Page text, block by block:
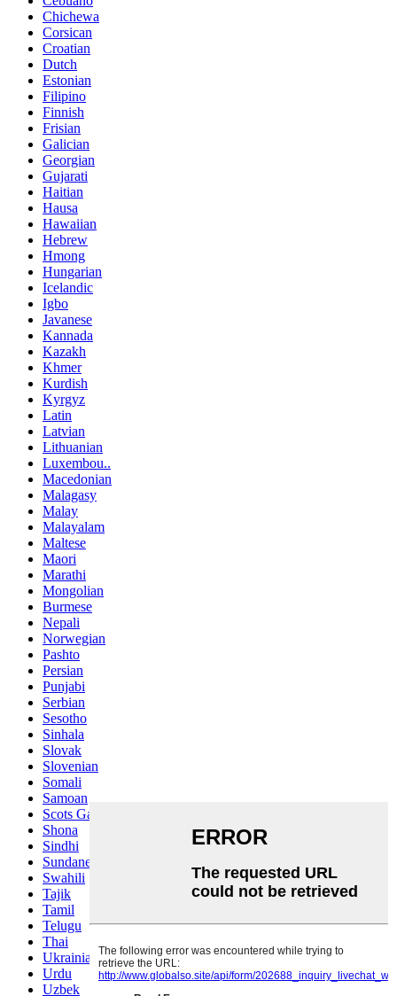
Chichewa
Corsican
Croatian
Dutch
Estonian
Filipino
Finnish
Frisian
Galician
Georgian
Gujarati
Haitian
Hausa
Hawaiian
Hebrew
Hmong
Hungarian
Icelandic
Igbo
Javanese
Kannada
Kazakh
Khmer
Kurdish
Kyrgyz
Latin
Latvian
Lithuanian
Luxembou..
Macedonian
Malagasy
Malay
Malayalam
Maltese
Maori
Marathi
Mongolian
Burmese
Nepali
Norwegian
Pashto
Persian
Punjabi
Serbian
Sesotho
Sinhala
Slovak
Slovenian
Somali
Samoan
Scots Gaelic
Shona
Sindhi
Sundanese
Swahili
Tajik
Tamil
Telugu
Thai
Ukrainian
Urdu
Uzbek